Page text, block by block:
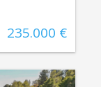
235.000 €